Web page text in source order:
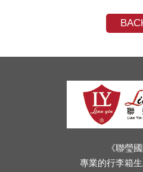
《聯瑩國
專業的行李箱